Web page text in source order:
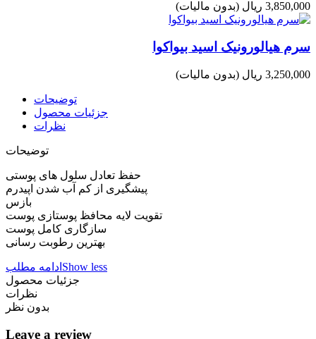
3,850,000 ریال (بدون مالیات)
سرم هیالورونیک اسید بیواکوا
3,250,000 ریال (بدون مالیات)
توضیحات
جزئیات محصول
نظرات
توضیحات
حفظ تعادل سلول های پوستی
پیشگیری از کم آب شدن اپیدرم
بازس
تقویت لایه محافظ پوستازی پوست
سازگاری کامل پوست
بهترین رطوبت رسانی
ادامه مطلب Show less
جزئیات محصول
نظرات
بدون نظر
Leave a review